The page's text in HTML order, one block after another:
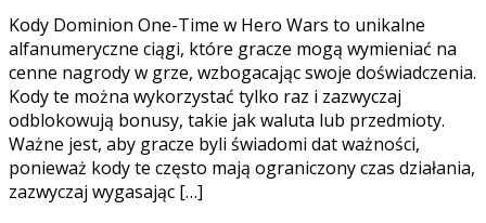
Kody Dominion One-Time w Hero Wars to unikalne
alfanumeryczne ciągi, które gracze mogą wymieniać na
cenne nagrody w grze, wzbogacając swoje doświadczenia.
Kody te można wykorzystać tylko raz i zazwyczaj
odblokowują bonusy, takie jak waluta lub przedmioty.
Ważne jest, aby gracze byli świadomi dat ważności,
ponieważ kody te często mają ograniczony czas działania,
zazwyczaj wygasając […]